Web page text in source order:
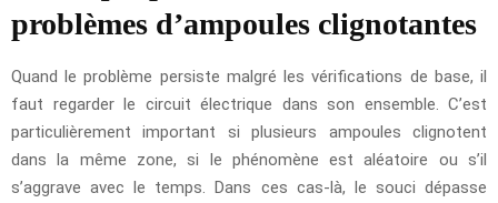
problèmes d’ampoules clignotantes
Quand le problème persiste malgré les vérifications de base, il
faut regarder le circuit électrique dans son ensemble. C’est
particulièrement important si plusieurs ampoules clignotent
dans la même zone, si le phénomène est aléatoire ou s’il
s’aggrave avec le temps. Dans ces cas-là, le souci dépasse